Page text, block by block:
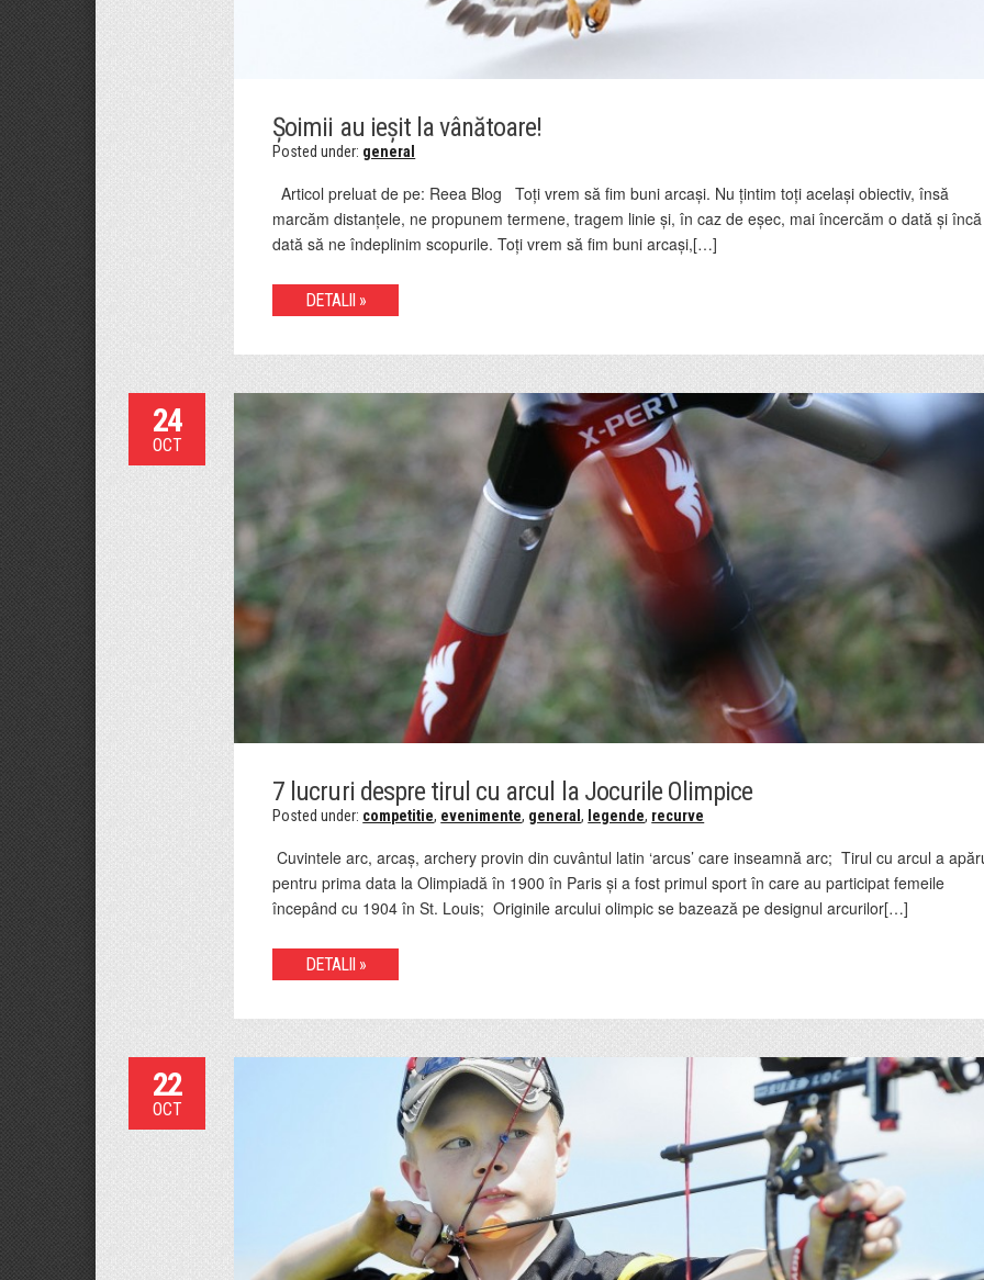
Șoimii au ieșit la vânătoare!
Posted under: general
Articol preluat de pe: Reea Blog Toți vrem să fim buni arcași. Nu țintim toți același obiectiv, însă
marcăm distanțele, ne propunem termene, tragem linie și, în caz de eșec, mai încercăm o dată și
dată să ne îndeplinim scopurile. Toți vrem să fim buni arcași,[…]
DETALII »
24
OCT
7 lucruri despre tirul cu arcul la Jocurile Olimpice
Posted under: competitie, evenimente, general, legende, recurve
Cuvintele arc, arcaș, archery provin din cuvântul latin ‘arcus’ care inseamnă arc; Tirul cu arcul a
pentru prima data la Olimpiadă în 1900 în Paris și a fost primul sport în care au participat femeile
începând cu 1904 în St. Louis; Originile arcului olimpic se bazează pe designul arcurilor[…]
DETALII »
22
OCT